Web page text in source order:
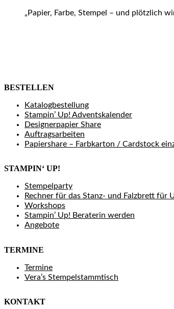
„Papier, Farbe, Stempel – und plötzlich
BESTELLEN
Katalogbestellung
Stampin’ Up! Adventskalender
Designerpapier Share
Auftragsarbeiten
Papiershare – Farbkarton / Cardstock
STAMPIN‘ UP!
Stempelparty
Rechner für das Stanz- und Falzbrett für
Workshops
Stampin’ Up! Beraterin werden
Angebote
TERMINE
Termine
Vera’s Stempelstammtisch
KONTAKT